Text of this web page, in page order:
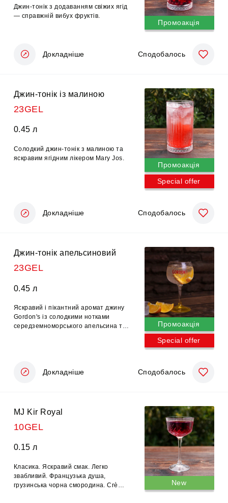
Джин-тонік з додаванням свіжих ягід
— справжній вибух фруктів.
Промоакція
Докладніше Сподобалось
Джин-тонік із малиною
23GEL
0.45 л
Солодкий джин-тонік з малиною та
яскравим ягідним лікером Mary Jos.
Промоакція
Special offer
Докладніше Сподобалось
Джин-тонік апельсиновий
23GEL
0.45 л
Яскравий і пікантний аромат джину
Gordon's із солодкими нотками
середземноморського апельсина та
Промоакція
Special offer
Докладніше Сподобалось
MJ Kir Royal
10GEL
0.15 л
Класика. Яскравий смак. Легко
звабливий. Французька душа,
грузинська чорна смородина. Crème
New